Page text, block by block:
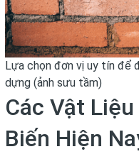
Lựa chọn đơn vị uy tín để
dựng (ảnh sưu tầm)
Các Vật
Biến Hiện